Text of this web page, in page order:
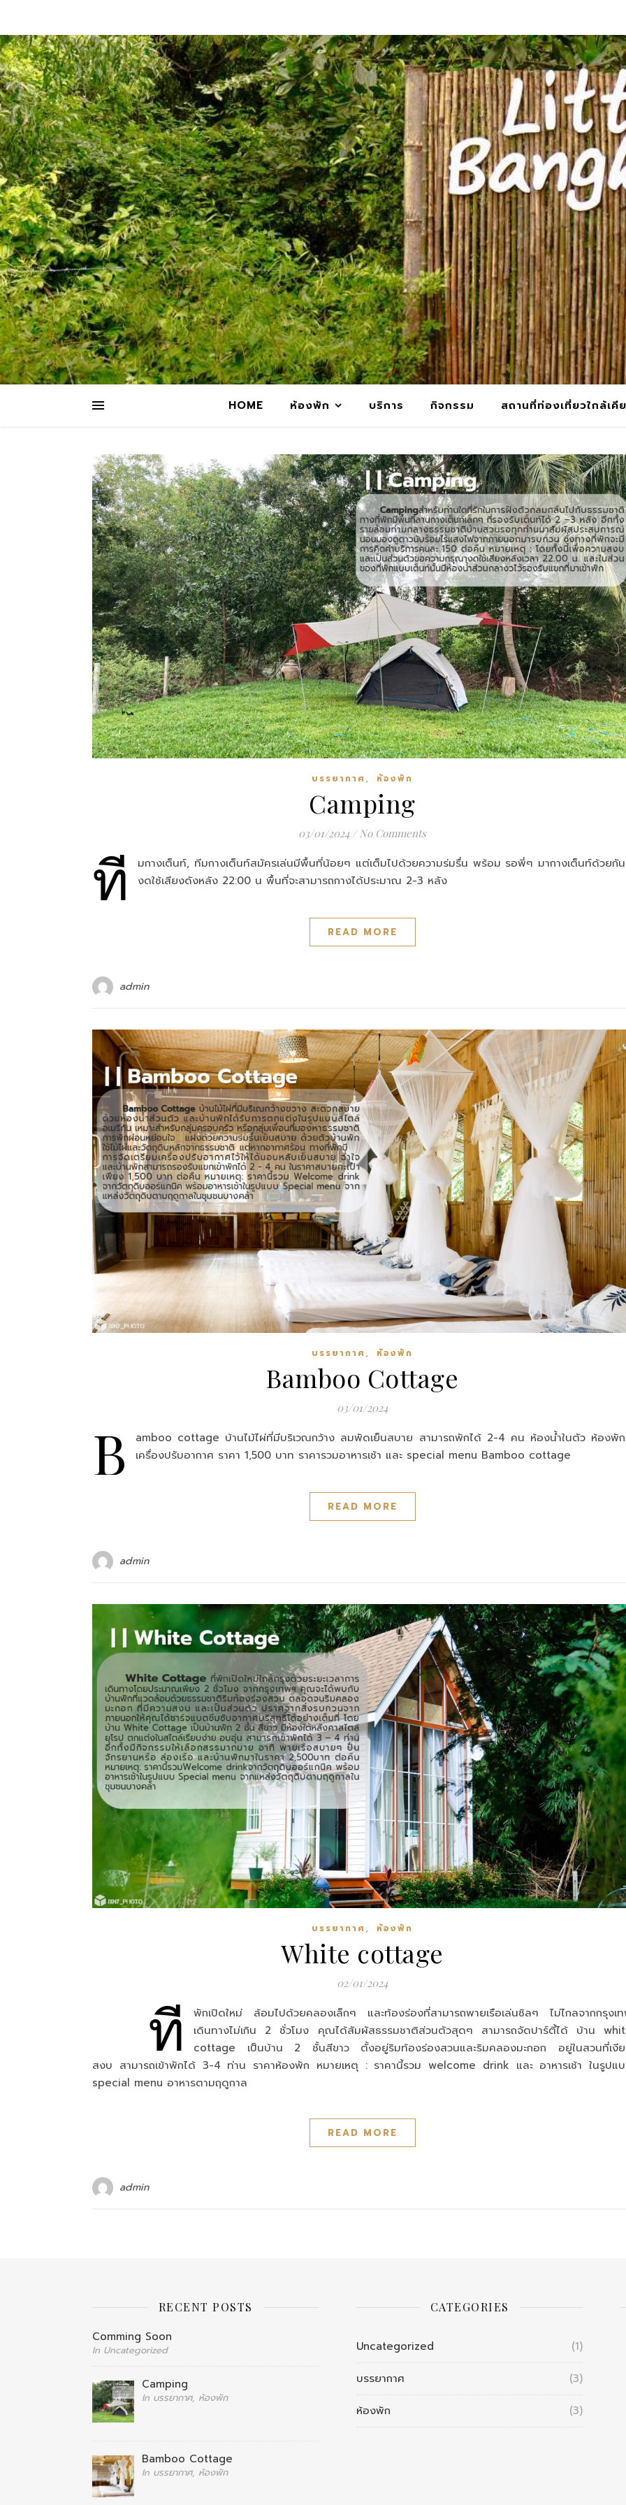
HOME ห้องพัก บริการ กิจกรรม สถานที่ท่องเที่ยวใกล้เคี
บรรยากาศ, ห้องพัก
Camping
03/01/2024 / No Comments
ที
มกางเต็นท์, ทีมกางเต็นท์สมัครเล่นมีพื้นที่น้อยๆ แต่เต็มไปด้วยความร่มรื่น พร้อม รอพี่ๆ มากางเต็นท์ด้วยกั
งดใช้เสียงดังหลัง 22:00 น พื้นที่จะสามารถกางได้ประมาณ 2-3 หลัง
READ MORE
admin
บรรยากาศ, ห้องพัก
Bamboo Cottage
03/01/2024
B
amboo cottage บ้านไม้ไผ่ที่มีบริเวณกว้าง ลมพัดเย็นสบาย สามารถพักได้ 2-4 คน ห้องน้ำในตัว ห้องพั
เครื่องปรับอากาศ ราคา 1,500 บาท ราคารวมอาหารเช้า และ special menu Bamboo cottage
READ MORE
admin
บรรยากาศ, ห้องพัก
White cottage
02/01/2024
ที่
พักเปิดใหม่ ล้อมไปด้วยคลองเล็กๆ และท้องร่องที่สามารถพายเรือเล่นชิลๆ ไม่ไกลจากกรุงเ
เดินทางไม่เกิน 2 ชั่วโมง คุณได้สัมผัสธรรมชาติส่วนตัวสุดๆ สามารถจัดปาร์ตี้ได้ บ้าน
cottage เป็นบ้าน 2 ชั้นสีขาว ตั้งอยู่ริมท้องร่องสวนและริมคลองมะกอก อยู่ในสวนที่เงี
สงบ สามารถเข้าพักได้ 3-4 ท่าน ราคาห้องพัก หมายเหตุ : ราคานี้รวม welcome drink และ อาหารเช้า ในรูปแ
special menu อาหารตามฤดูกาล
READ MORE
admin
RECENT POSTS
Comming Soon
In Uncategorized
Camping
In บรรยากาศ, ห้องพัก
Bamboo Cottage
In บรรยากาศ, ห้องพัก
CATEGORIES
Uncategorized (1)
บรรยากาศ (3)
ห้องพัก (3)